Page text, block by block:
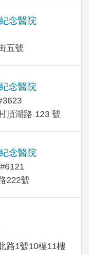
念醫院
五號
念醫院
頂湖路 123 號
念醫院
222號
路1號10樓11樓